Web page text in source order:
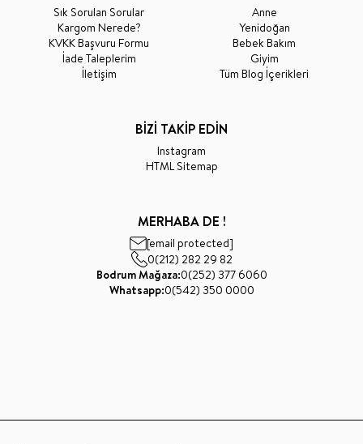
Sık Sorulan Sorular
Kargom Nerede?
KVKK Başvuru Formu
İade Taleplerim
İletişim
Anne
Yenidoğan
Bebek Bakım
Giyim
Tüm Blog İçerikleri
BİZİ TAKİP EDİN
Instagram
HTML Sitemap
MERHABA DE !
[email protected]
0(212) 282 29 82
Bodrum Mağaza:0(252) 377 6060
Whatsapp:0(542) 350 0000